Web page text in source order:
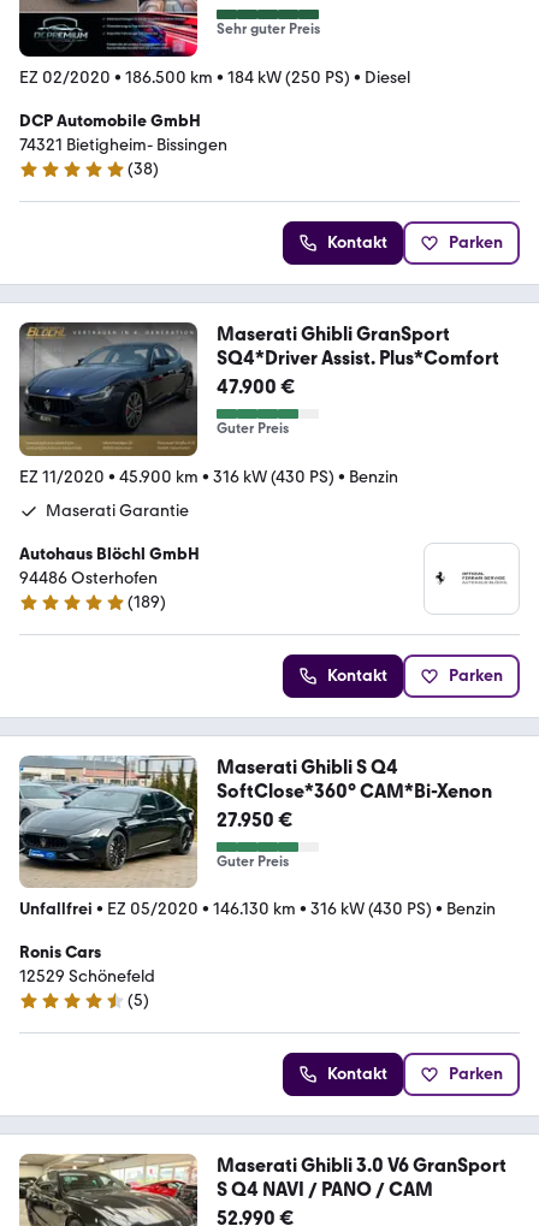
Sehr guter Preis
EZ 02/2020 • 186.500 km • 184 kW (250 PS) • Diesel
DCP Automobile GmbH
74321 Bietigheim- Bissingen
4.8 Sterne
(38)
Kontakt Parken
Maserati Ghibli GranSport
SQ4*Driver Assist. Plus*Comfort
47.900 €
Guter Preis
EZ 11/2020 • 45.900 km • 316 kW (430 PS) • Benzin
Maserati Garantie
Autohaus Blöchl GmbH
94486 Osterhofen
4.9 Sterne
(189)
Kontakt Parken
Maserati Ghibli S Q4
SoftClose*360° CAM*Bi-Xenon
27.950 €
Guter Preis
Unfallfrei • EZ 05/2020 • 146.130 km • 316 kW (430 PS) • Benzin
Ronis Cars
12529 Schönefeld
4.4 Sterne
(5)
Kontakt Parken
Maserati Ghibli 3.0 V6 GranSport
S Q4 NAVI / PANO / CAM
52.990 €